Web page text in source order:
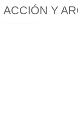
ACCIÓN Y